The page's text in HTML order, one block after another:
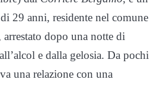
29 anni, residente nel comune
dopo una notte di
e dalla gelosia. Da pochi
una relazione con una